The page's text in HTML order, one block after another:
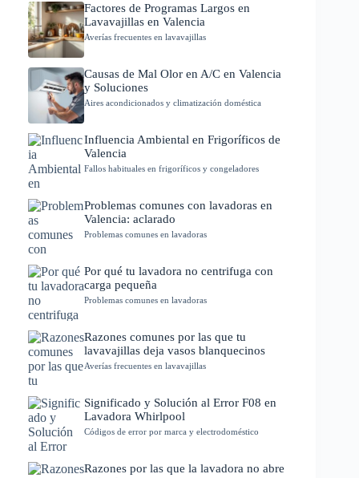
Factores de Programas Largos en
Lavavajillas en Valencia
Averías frecuentes en lavavajillas
Causas de Mal Olor en A/C en Valencia
y Soluciones
Aires acondicionados y climatización doméstica
Influencia Ambiental en Frigoríficos de
Valencia
Fallos habituales en frigoríficos y congeladores
Problemas comunes con lavadoras en
Valencia: aclarado
Problemas comunes en lavadoras
Por qué tu lavadora no centrifuga con
carga pequeña
Problemas comunes en lavadoras
Razones comunes por las que tu
lavavajillas deja vasos blanquecinos
Averías frecuentes en lavavajillas
Significado y Solución al Error F08 en
Lavadora Whirlpool
Códigos de error por marca y electrodoméstico
Razones por las que la lavadora no abre